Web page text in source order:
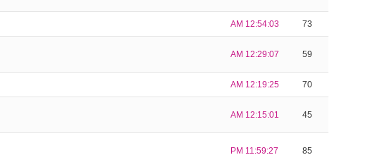
AM 12:54:03 73
AM 12:29:07 59
AM 12:19:25 70
AM 12:15:01 45
PM 11:59:27 85